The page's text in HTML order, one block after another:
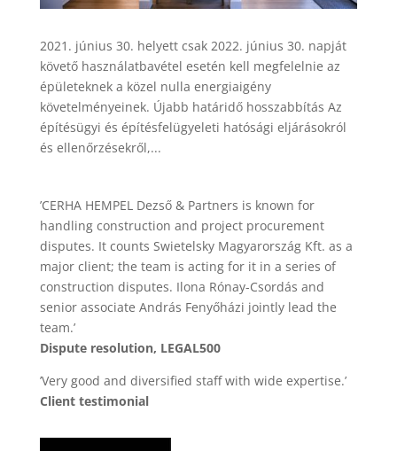
2021. június 30. helyett csak 2022. június 30. napját
követő használatbavétel esetén kell megfelelnie az
épületeknek a közel nulla energiaigény
követelményeinek. Újabb határidő hosszabbítás Az
építésügyi és építésfelügyeleti hatósági eljárásokról
és ellenőrzésekről,...
’CERHA HEMPEL Dezső & Partners is known for
handling construction and project procurement
disputes. It counts Swietelsky Magyarország Kft. as a
major client; the team is acting for it in a series of
construction disputes. Ilona Rónay-Csordás and
senior associate András Fenyőházi jointly lead the
team.’
Dispute resolution, LEGAL500
’Very good and diversified staff with wide expertise.’
Client testimonial